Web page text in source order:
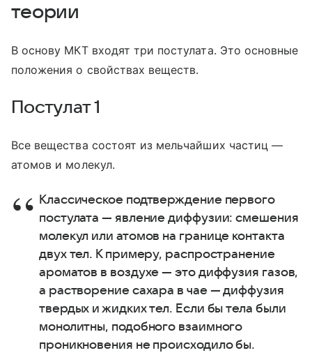
теории
В основу МКТ входят три постулата. Это основные
положения о свойствах веществ.
Постулат 1
Все вещества состоят из мельчайших частиц —
атомов и молекул.
Классическое подтверждение первого
постулата — явление диффузии: смешения
молекул или атомов на границе контакта
двух тел. К примеру, распространение
ароматов в воздухе — это диффузия газов,
а растворение сахара в чае — диффузия
твердых и жидких тел. Если бы тела были
монолитны, подобного взаимного
проникновения не происходило бы.